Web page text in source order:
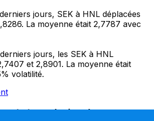
jours, SEK à HNL déplacées
La moyenne était 2,7787 avec
jours, les SEK à HNL
et 2,8901. La moyenne était
volatilité.
et vos devises lorsque vous